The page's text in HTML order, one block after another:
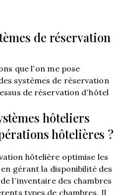
de réservation
que l’on me pose
systèmes de réservation
de réservation d’hôtel
hôteliers
hôtelières ?
hôtelière optimise les
gérant la disponibilité des
l’inventaire des chambres
types de chambres. Il